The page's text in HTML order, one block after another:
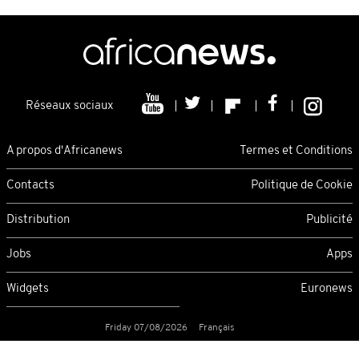
Réseaux sociaux
A propos d'Africanews Termes et Conditions
Contacts Politique de Cookie
Distribution Publicité
Jobs Apps
Widgets Euronews
Friday 07/08/2026